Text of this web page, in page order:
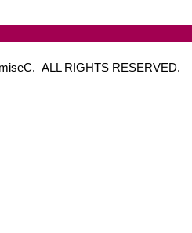
ALL RIGHTS RESERVED.